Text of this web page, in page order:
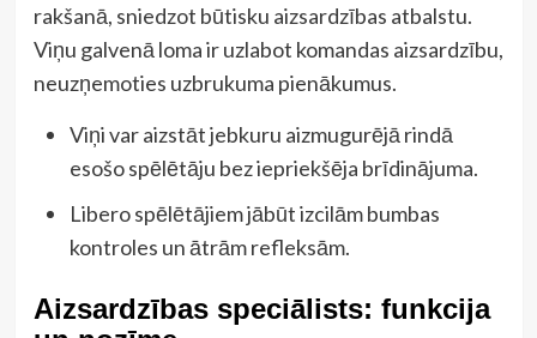
rakšanā, sniedzot būtisku aizsardzības atbalstu.
Viņu galvenā loma ir uzlabot komandas aizsardzību,
neuzņemoties uzbrukuma pienākumus.
Viņi var aizstāt jebkuru aizmugurējā rindā
esošo spēlētāju bez iepriekšēja brīdinājuma.
Libero spēlētājiem jābūt izcilām bumbas
kontroles un ātrām refleksām.
Aizsardzības speciālists: funkcija